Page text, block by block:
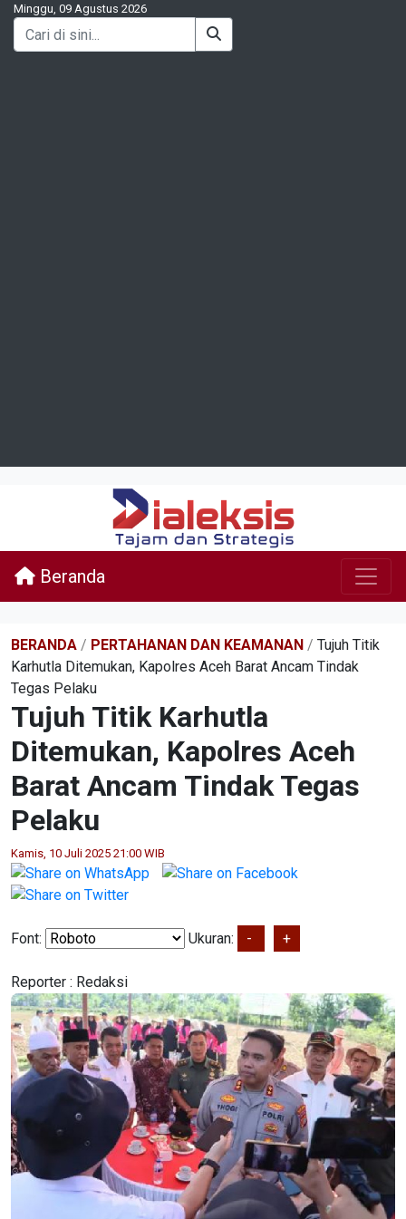
Minggu, 09 Agustus 2026
Beranda
BERANDA / PERTAHANAN DAN KEAMANAN / Tujuh Titik
Karhutla Ditemukan, Kapolres Aceh Barat Ancam Tindak
Tegas Pelaku
Tujuh Titik Karhutla
Ditemukan, Kapolres Aceh
Barat Ancam Tindak Tegas
Pelaku
Kamis, 10 Juli 2025 21:00 WIB
Font: Ukuran: - +
Reporter : Redaksi